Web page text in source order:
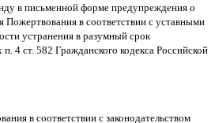
в письменной форме предупреждения о
Пожертвования в соответствии с уставными
устранения в разумный срок
п . 4 ст. 582 Гражданского кодекса Российской
в соответствии с законодательством